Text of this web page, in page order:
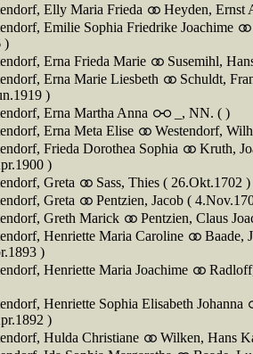
Elly Maria Frieda
Heyden, Ernst
Emilie Sophia Friedrike Joachime
)
Erna Frieda Marie
Susemihl,
Erna Marie Liesbeth
Schuldt,
)
Erna Martha Anna
_, NN. ( )
Erna Meta Elise
Westendorf,
Frieda Dorothea Sophia
Kruth,
)
Greta
Sass, Thies ( 26.Okt.1702 )
Greta
Pentzien, Jacob (
Greth Marick
Pentzien, Claus
Henriette Maria Caroline
Baade,
)
Henriette Maria Joachime
Henriette Sophia Elisabeth Johanna
)
Hulda Christiane
Wilken, Hans